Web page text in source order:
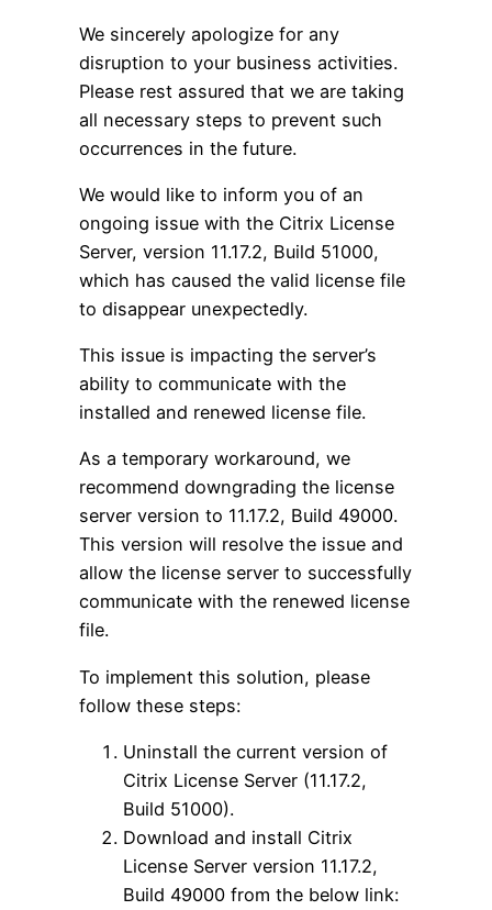
We sincerely apologize for any
disruption to your business activities.
Please rest assured that we are taking
all necessary steps to prevent such
occurrences in the future.
We would like to inform you of an
ongoing issue with the Citrix License
Server, version 11.17.2, Build 51000,
which has caused the valid license file
to disappear unexpectedly.
This issue is impacting the server’s
ability to communicate with the
installed and renewed license file.
As a temporary workaround, we
recommend downgrading the license
server version to 11.17.2, Build 49000.
This version will resolve the issue and
allow the license server to successfully
communicate with the renewed license
file.
To implement this solution, please
follow these steps:
Uninstall the current version of
Citrix License Server (11.17.2,
Build 51000).
Download and install Citrix
License Server version 11.17.2,
Build 49000 from the below link: